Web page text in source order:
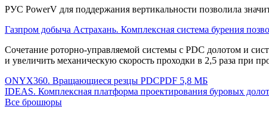
РУС PowerV для поддержания вертикальности позволила
Газпром добыча Астрахань. Комплексная система бурения
Сочетание роторно-управляемой системы с PDC долотом и
и увеличить механическую скорость проходки в 2,5 раза при
ONYX360. Вращающиеся резцы PDCPDF 5,8 МБ
IDEAS. Комплексная платформа проектирования буровых долот
Все брошюры